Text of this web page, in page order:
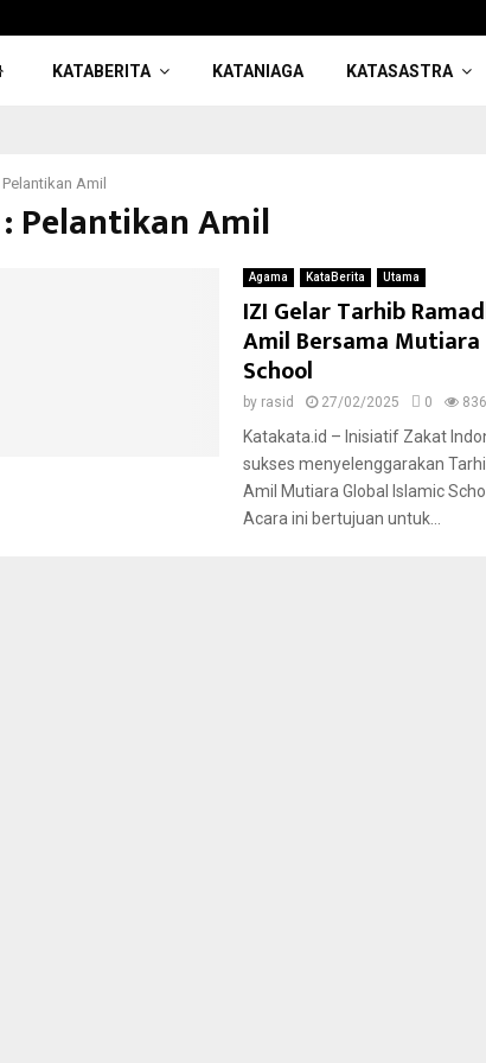
KATABERITA KATANIAGA KATASASTRA
Pelantikan Amil
Pelantikan Amil
Agama KataBerita Utama
IZI Gelar Tarhib
Amil Bersama
School
by rasid 27/02/2025 0 836
Katakata.id – Inisiatif Zakat
sukses menyelenggarakan
Amil Mutiara Global Islamic
Acara ini bertujuan untuk...